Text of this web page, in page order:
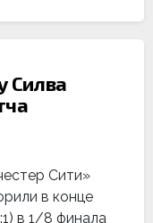
Силва
Сити»
в конце
в 1/8 финала